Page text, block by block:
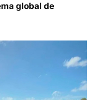
global de